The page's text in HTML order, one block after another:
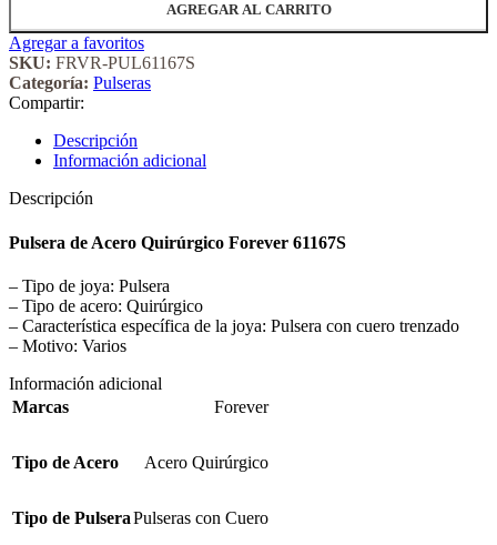
AGREGAR AL CARRITO
Agregar a favoritos
SKU: FRVR-PUL61167S
Categoría: Pulseras
Compartir:
Descripción
Información adicional
Descripción
Pulsera de Acero Quirúrgico Forever 61167S
– Tipo de joya: Pulsera
– Tipo de acero: Quirúrgico
– Característica específica de la joya: Pulsera con cuero trenzado
– Motivo: Varios
Información adicional
Marcas
Forever
Tipo de Acero Acero Quirúrgico
Tipo de PulseraPulseras con Cuero